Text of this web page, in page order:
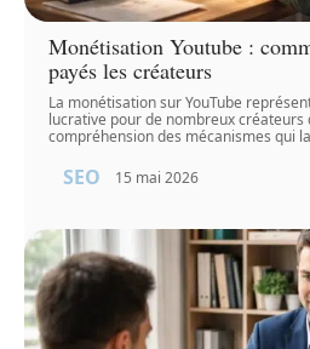
Monétisation Youtube :
payés les créateurs
La monétisation sur YouTube
lucrative pour de nombreux créateurs
compréhension des mécanismes qui
SEO 15 mai 2026